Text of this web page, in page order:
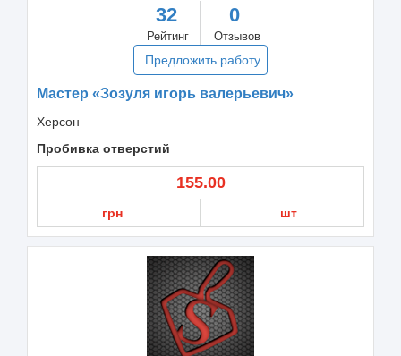
32
Рейтинг
0
Отзывов
Предложить работу
Мастер «Зозуля игорь валерьевич»
Херсон
Пробивка отверстий
155.00
грн шт